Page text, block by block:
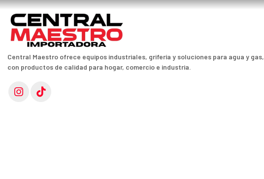
Central Maestro ofrece equipos industriales, grifería y soluciones para agua y gas,
con productos de calidad para hogar, comercio e industria.